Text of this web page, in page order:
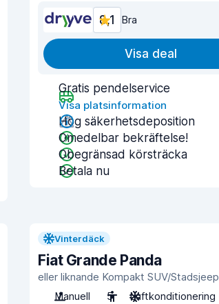
8,1 Bra
Visa deal
Gratis pendelservice
Visa platsinformation
Hög säkerhetsdeposition
Omedelbar bekräftelse!
Obegränsad körsträcka
Betala nu
Vinterdäck
Fiat Grande Panda
eller liknande Kompakt SUV/Stadsjeep
Manuell
5 Luftkonditionering